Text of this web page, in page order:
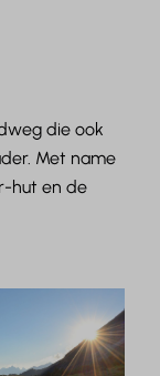
die ook
Met name
hut en de